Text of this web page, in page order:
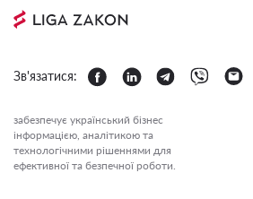
Зв'язатися:
забезпечує український бізнес
інформацією, аналітикою та
технологічними рішеннями для
ефективної та безпечної роботи.